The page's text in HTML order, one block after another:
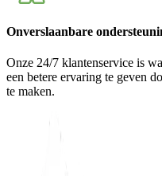
Onverslaanbare
Onze 24/7 klantenservice is
een betere ervaring te geven
te maken.